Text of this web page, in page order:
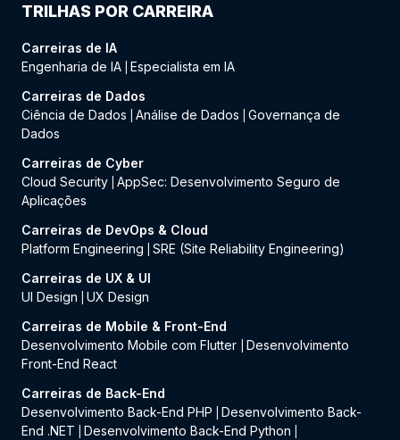
TRILHAS POR CARREIRA
Carreiras de IA
Engenharia de IA Especialista em IA
Carreiras de Dados
Ciência de Dados
Análise de Dados
Governança de
Dados
Carreiras de Cyber
Cloud Security AppSec: Desenvolvimento Seguro de
Aplicações
Carreiras de DevOps & Cloud
Platform Engineering
SRE (Site Reliability Engineering)
Carreiras de UX & UI
UI Design
UX Design
Carreiras de Mobile & Front-End
Desenvolvimento Mobile com Flutter
Desenvolvimento
Front-End React
Carreiras de Back-End
Desenvolvimento Back-End PHP
Desenvolvimento Back-
End .NET
Desenvolvimento Back-End Python